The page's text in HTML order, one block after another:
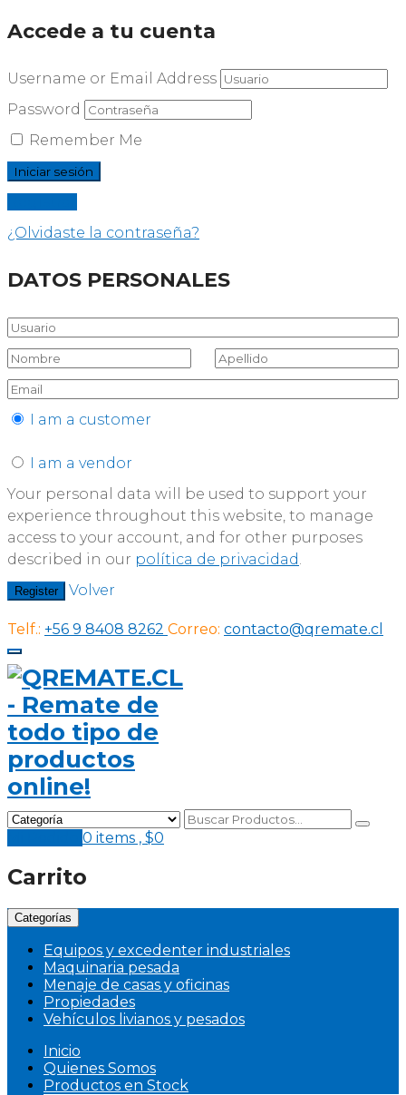
Accede a tu cuenta
Username or Email Address
Password
Remember Me
¿Olvidaste la contraseña?
DATOS PERSONALES
I am a customer
I am a vendor
Your personal data will be used to support your
experience throughout this website, to manage
access to your account, and for other purposes
described in our política de privacidad.
Register Volver
Telf.: +56 9 8408 8262 Correo: contacto@qremate.cl
0 items , $0
Carrito
Categorías
Equipos y excedenter industriales
Maquinaria pesada
Menaje de casas y oficinas
Propiedades
Vehículos livianos y pesados
Inicio
Quienes Somos
Productos en Stock